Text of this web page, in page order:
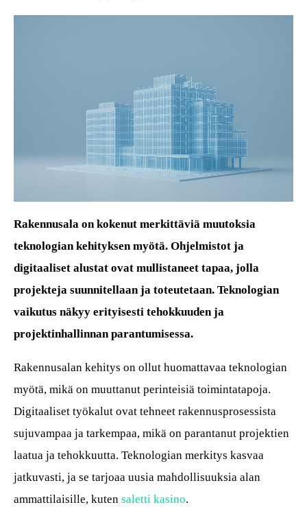
Rakennusala on kokenut merkittäviä muutoksia
teknologian kehityksen myötä. Ohjelmistot ja
digitaaliset alustat ovat mullistaneet tapaa, jolla
projekteja suunnitellaan ja toteutetaan. Teknologian
vaikutus näkyy erityisesti tehokkuuden ja
projektinhallinnan parantumisessa.
Rakennusalan kehitys on ollut huomattavaa teknologian
myötä, mikä on muuttanut perinteisiä toimintatapoja.
Digitaaliset työkalut ovat tehneet rakennusprosessista
sujuvampaa ja tarkempaa, mikä on parantanut projektien
laatua ja tehokkuutta. Teknologian merkitys kasvaa
jatkuvasti, ja se tarjoaa uusia mahdollisuuksia alan
ammattilaisille, kuten saletti kasino.